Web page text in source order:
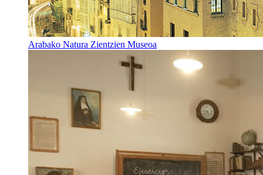
Arabako Natura Zientzien Museoa